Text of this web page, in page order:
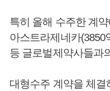
특히 올해 수주한 계
아스트라제네카(3850
등 글로벌제약사들과
대형수주 계약을 체